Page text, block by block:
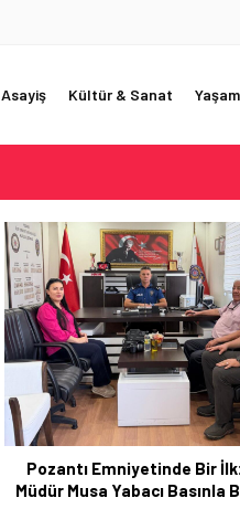
Asayiş Kültür & Sanat Yaşam
“Çorbacı Deresi” Parkı
Sunuldu